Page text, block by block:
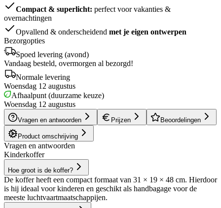
Compact & superlicht: perfect voor vakanties &
overnachtingen
Opvallend & onderscheidend met je eigen ontwerpen
Bezorgopties
Spoed levering (avond)
Vandaag besteld, overmorgen al bezorgd!
Normale levering
Woensdag 12 augustus
Afhaalpunt (duurzame keuze)
Woensdag 12 augustus
Vragen en antwoorden Prijzen Beoordelingen
Product omschrijving
Vragen en antwoorden
Kinderkoffer
Hoe groot is de koffer?
De koffer heeft een compact formaat van 31 × 19 × 48 cm. Hierdoor
is hij ideaal voor kinderen en geschikt als handbagage voor de
meeste luchtvaartmaatschappijen.